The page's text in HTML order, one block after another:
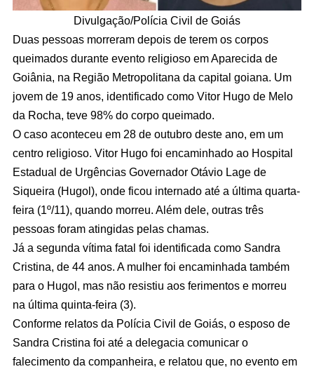
Divulgação/Polícia Civil de Goiás
Duas pessoas morreram depois de terem os corpos
queimados durante evento religioso em Aparecida de
Goiânia, na Região Metropolitana da capital goiana. Um
jovem de 19 anos, identificado como Vitor Hugo de Melo
da Rocha, teve 98% do corpo queimado.
O caso aconteceu em 28 de outubro deste ano, em um
centro religioso. Vitor Hugo foi encaminhado ao Hospital
Estadual de Urgências Governador Otávio Lage de
Siqueira (Hugol), onde ficou internado até a última quarta-
feira (1º/11), quando morreu. Além dele, outras três
pessoas foram atingidas pelas chamas.
Já a segunda vítima fatal foi identificada como Sandra
Cristina, de 44 anos. A mulher foi encaminhada também
para o Hugol, mas não resistiu aos ferimentos e morreu
na última quinta-feira (3).
Conforme relatos da Polícia Civil de Goiás, o esposo de
Sandra Cristina foi até a delegacia comunicar o
falecimento da companheira, e relatou que, no evento em